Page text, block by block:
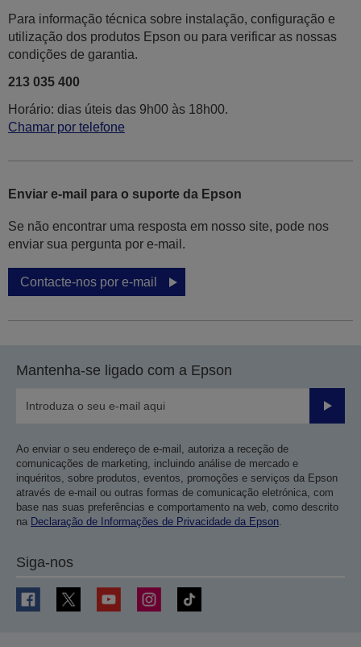
Para informação técnica sobre instalação, configuração e
utilização dos produtos Epson ou para verificar as nossas
condições de garantia.
213 035 400
Horário: dias úteis das 9h00 às 18h00.
Chamar por telefone
Enviar e-mail para o suporte da Epson
Se não encontrar uma resposta em nosso site, pode nos
enviar sua pergunta por e-mail.
Contacte-nos por e-mail
Mantenha-se ligado com a Epson
Enviar
Ao enviar o seu endereço de e-mail, autoriza a receção de
comunicações de marketing, incluindo análise de mercado e
inquéritos, sobre produtos, eventos, promoções e serviços da Epson
através de e-mail ou outras formas de comunicação eletrónica, com
base nas suas preferências e comportamento na web, como descrito
na Declaração de Informações de Privacidade da Epson.
Siga-nos